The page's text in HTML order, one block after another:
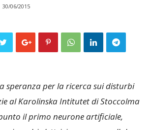
30/06/2015
speranza per la ricerca sui disturbi
al Karolinska Intitutet di Stoccolma
il primo neurone artificiale,